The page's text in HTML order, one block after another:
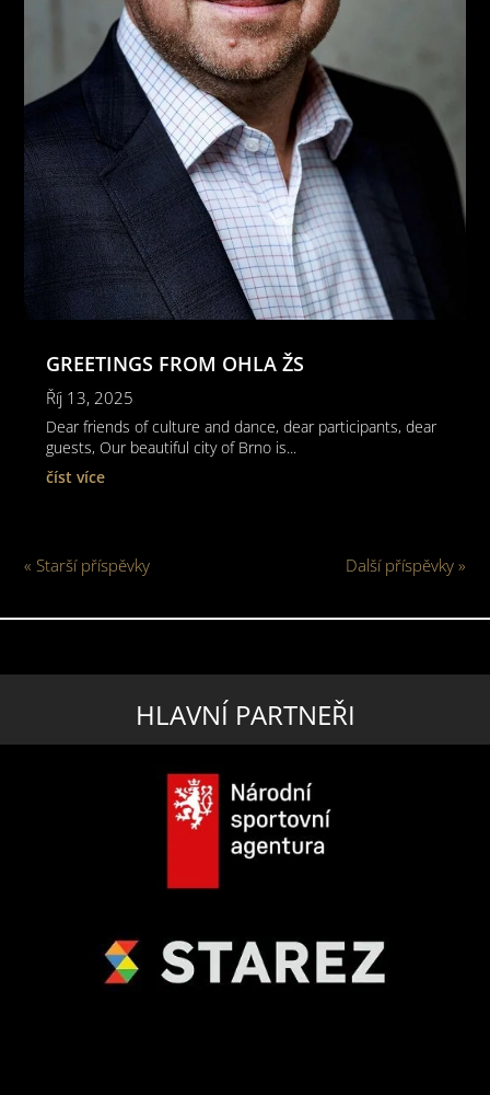
GREETINGS FROM OHLA ŽS
Říj 13, 2025
Dear friends of culture and dance, dear participants, dear
guests, Our beautiful city of Brno is...
číst více
« Starší příspěvky Další příspěvky »
HLAVNÍ PARTNEŘI